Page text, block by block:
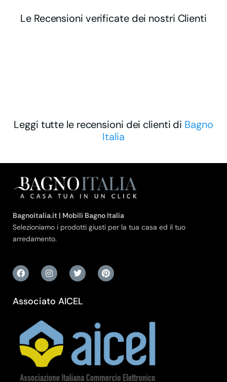
Le Recensioni verificate dei nostri Clienti
Leggi tutte le recensioni dei clienti di Bagno
Italia
Bagnoitalia.it | Mobili Bagno Italia
Selezioniamo i prodotti giusti per la tua casa ed il tuo
arredamento.
Associato AICEL